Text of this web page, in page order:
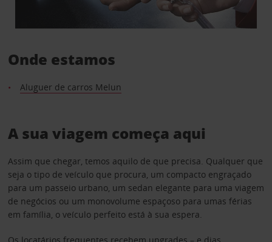
Onde estamos
Aluguer de carros Melun
A sua viagem começa aqui
Assim que chegar, temos aquilo de que precisa. Qualquer que
seja o tipo de veículo que procura, um compacto engraçado
para um passeio urbano, um sedan elegante para uma viagem
de negócios ou um monovolume espaçoso para umas férias
em família, o veículo perfeito está à sua espera.